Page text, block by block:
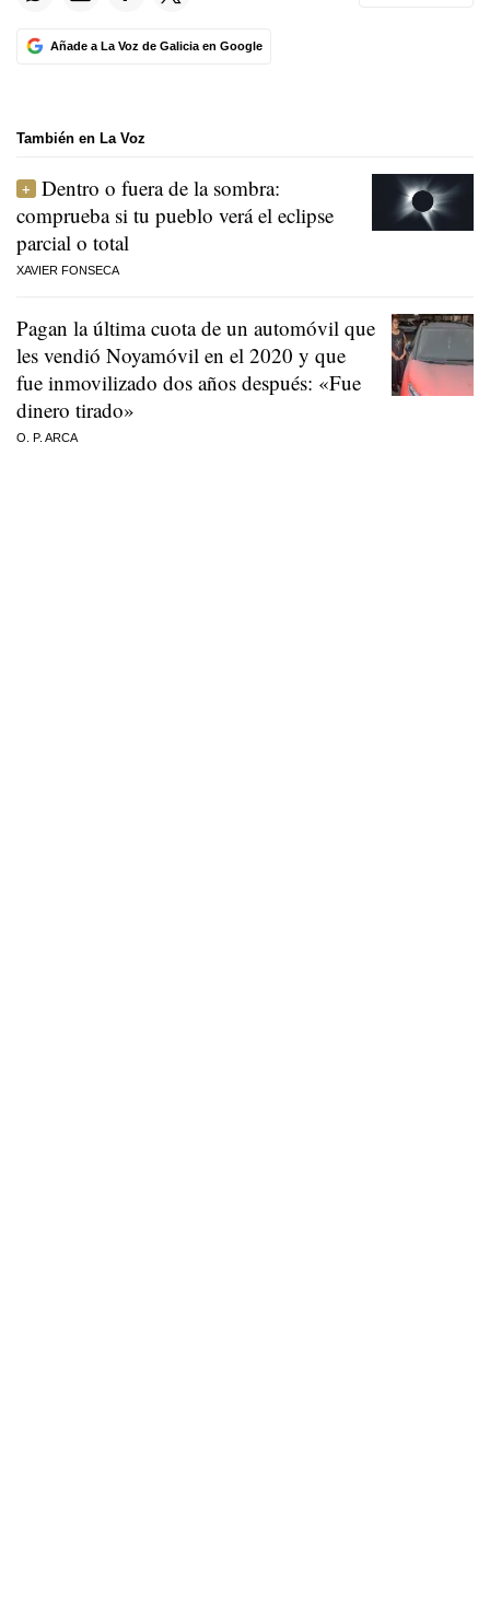
Añade a La Voz de Galicia en Google
También en La Voz
Dentro o fuera de la sombra:
comprueba si tu pueblo verá el eclipse
parcial o total
XAVIER FONSECA
Pagan la última cuota de un automóvil que
les vendió Noyamóvil en el 2020 y que
fue inmovilizado dos años después: «Fue
dinero tirado»
O. P. ARCA